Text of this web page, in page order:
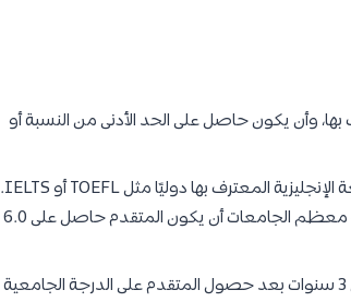
وأن يكون حاصل على الحد الأدنى من النسبة أو
تتطلب جميع الجامعات أن يكون المتقدم حاصل على أحد اختبارات اللغة الإنجليزية المعترف بها دوليًا مثل TOEFL أو IELTS.
ويجب أن يكون المتقدم حاصل على الحد الأدنى في الاختبار، حيث تطلب معظم الجامعات أن يكون المتقدم حاصل على 6.0
تتطلب معظم الجامعات أن يكون لدى المتقدم خبرة عملية لا تقل عن 3 سنوات بعد حصول المتقدم على الدرجة الجامعية